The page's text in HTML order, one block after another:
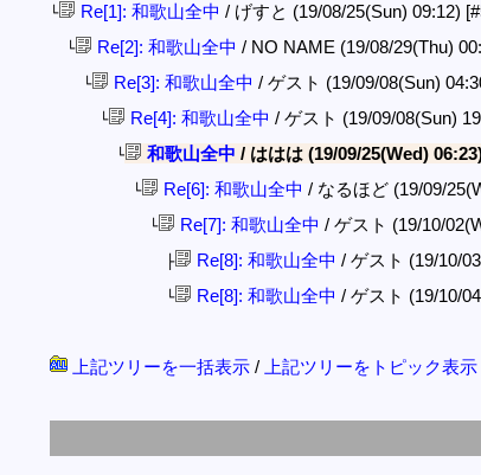
└ Re[1]: 和歌山全中 / げすと (19/08/25(Sun) 09:12)
└ Re[2]: 和歌山全中 / NO NAME (19/08/29(Thu)
└ Re[3]: 和歌山全中 / ゲスト (19/09/08(Sun)
└ Re[4]: 和歌山全中 / ゲスト (19/09/08(Sun)
└ 和歌山全中 / ははは (19/09/25(Wed)
└ Re[6]: 和歌山全中 / なるほど (19/09/
└ Re[7]: 和歌山全中 / ゲスト (19/10/
├ Re[8]: 和歌山全中 / ゲスト (19/10/
└ Re[8]: 和歌山全中 / ゲスト (19/10/
上記ツリーを一括表示/ 上記ツリーをトピック表示